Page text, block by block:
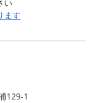
い
ます
129-1